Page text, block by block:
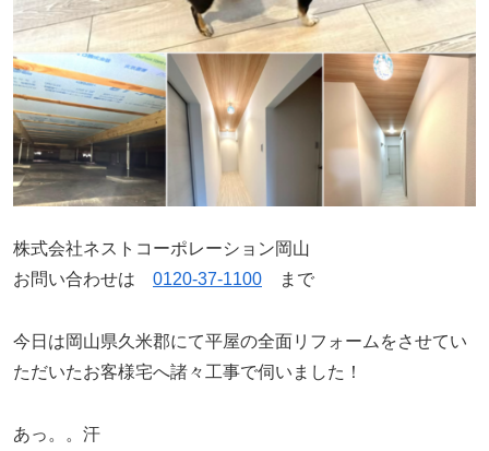
株式会社ネストコーポレーション岡山
お問い合わせは 0120-37-1100 まで
今日は岡山県久米郡にて平屋の全面リフォームをさせてい
ただいたお客様宅へ諸々工事で伺いました！
あっ。。汗